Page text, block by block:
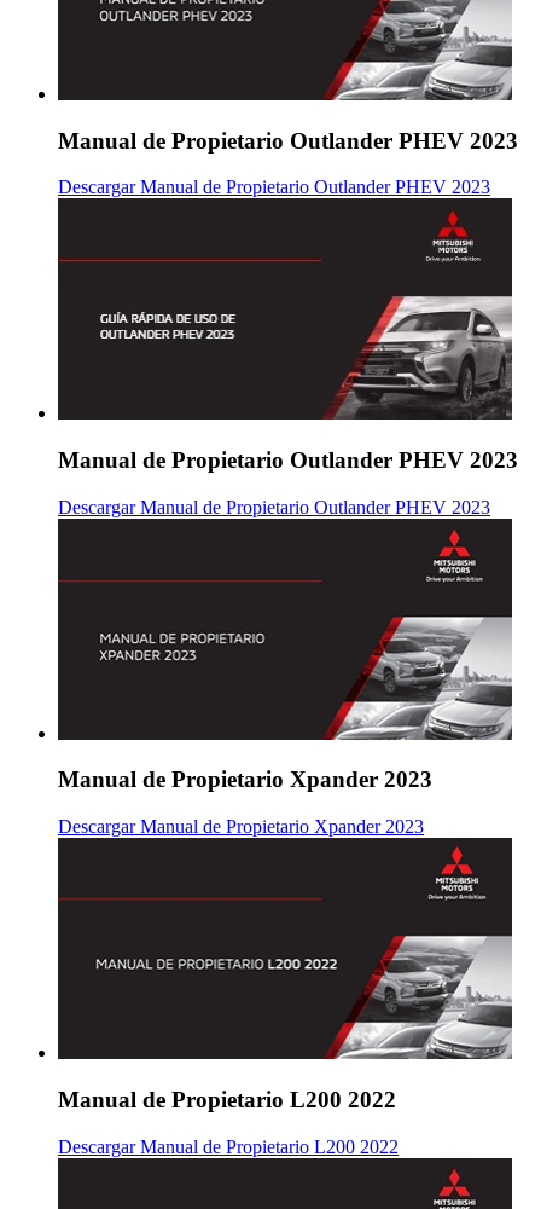
Manual de Propietario Outlander PHEV 2023
Descargar Manual de Propietario Outlander PHEV 2023
Manual de Propietario Outlander PHEV 2023
Descargar Manual de Propietario Outlander PHEV 2023
Manual de Propietario Xpander 2023
Descargar Manual de Propietario Xpander 2023
Manual de Propietario L200 2022
Descargar Manual de Propietario L200 2022